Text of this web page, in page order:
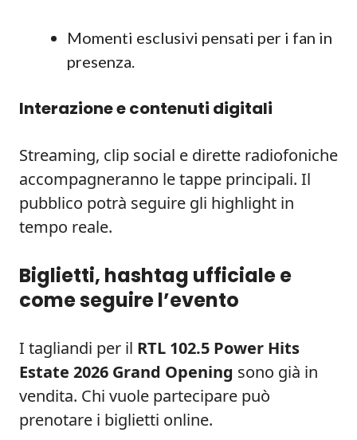
Momenti esclusivi pensati per i fan in
presenza.
Interazione e contenuti digitali
Streaming, clip social e dirette radiofoniche
accompagneranno le tappe principali. Il
pubblico potrà seguire gli highlight in
tempo reale.
Biglietti, hashtag ufficiale e
come seguire l’evento
I tagliandi per il RTL 102.5 Power Hits
Estate 2026 Grand Opening sono già in
vendita. Chi vuole partecipare può
prenotare i biglietti online.